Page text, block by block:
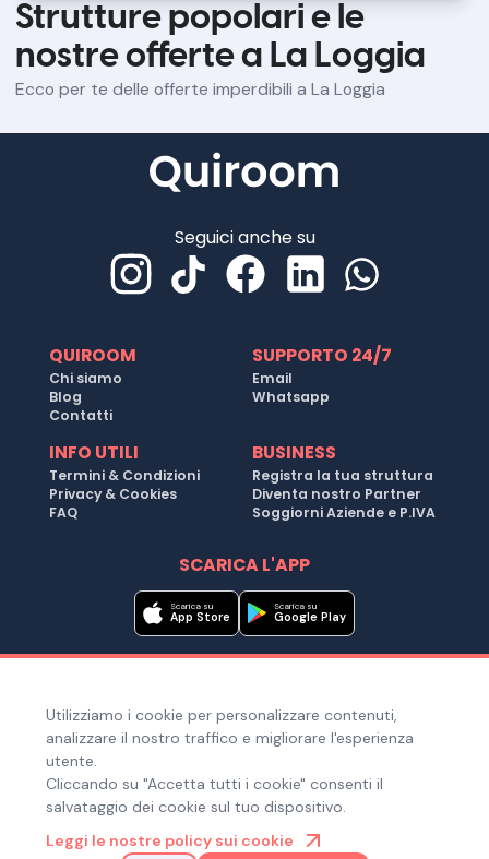
Strutture popolari e le
nostre offerte a La Loggia
Ecco per te delle offerte imperdibili a La Loggia
Seguici anche su
QUIROOM
Chi siamo
Blog
Contatti
SUPPORTO 24/7
Email
Whatsapp
INFO UTILI
Termini & Condizioni
Privacy & Cookies
FAQ
BUSINESS
Registra la tua struttura
Diventa nostro Partner
Soggiorni Aziende e P.IVA
SCARICA L'APP
Scarica su
App Store
Scarica su
Google Play
Hai bisogno di aiuto ?
Laura Bassi Veratti 1, 40137, Bologna (BO), Italia | Cod. Fiscale
Utilizziamo i cookie per personalizzare contenuti,
analizzare il nostro traffico e migliorare l'esperienza
utente.
Cliccando su "Accetta tutti i cookie" consenti il
salvataggio dei cookie sul tuo dispositivo.
Leggi le nostre policy sui cookie